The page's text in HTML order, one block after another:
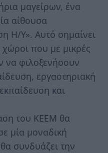
μαγείρων, ένα
αίθουσα
Η/Υ». Αυτό σημαίνει
χώροι που με μικρές
να φιλοξενήσουν
εργαστηριακή
και
του ΚΕΕΜ θα
μία μοναδική
συνδυάζει την